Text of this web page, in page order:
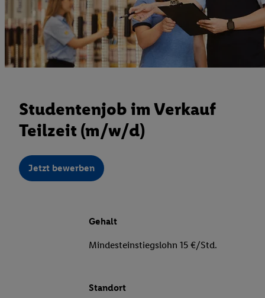
Studentenjob im Verkauf
Teilzeit (m/w/d)
Jetzt bewerben
Gehalt
Mindesteinstiegslohn 15 €/Std.
Standort